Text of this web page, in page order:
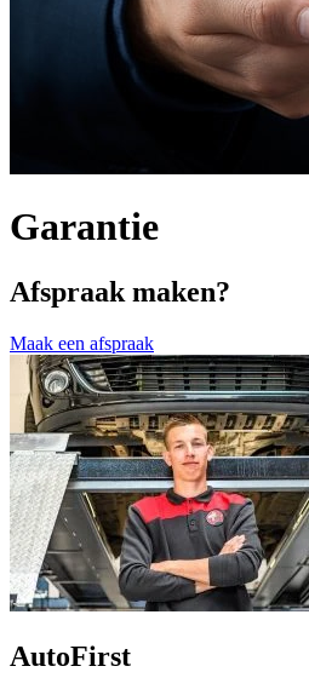
Garantie
Afspraak maken?
Maak een afspraak
AutoFirst